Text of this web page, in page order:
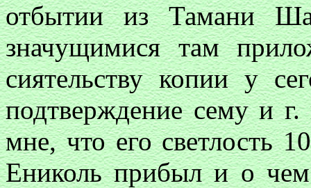
отбытии из Тамани
значущимися там
сиятельству копии у
подтверждение сему и г.
мне, что его светлость
Ениколь прибыл и о